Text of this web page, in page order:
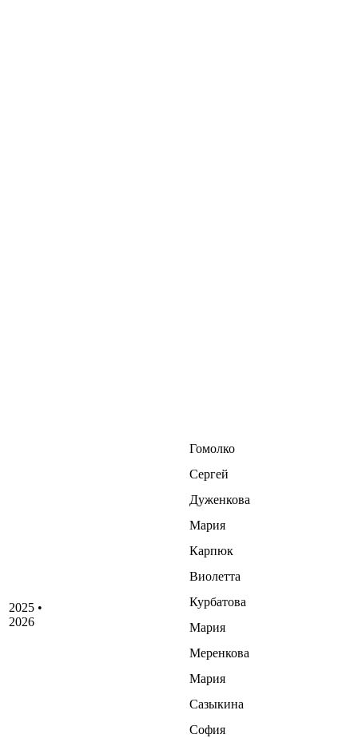
2025 •
2026
Гомолко
Сергей
Дуженкова
Мария
Карпюк
Виолетта
Курбатова
Мария
Меренкова
Мария
Сазыкина
София